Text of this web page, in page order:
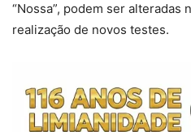
“Nossa”, podem ser alteradas
realização de novos testes.